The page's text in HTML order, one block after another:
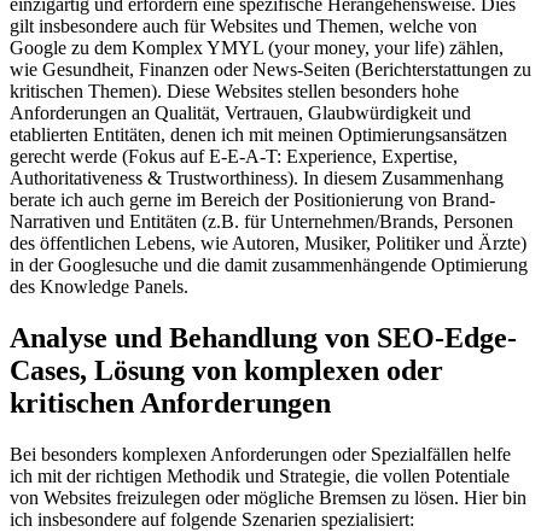
einzigartig und erfordern eine spezifische Herangehensweise. Dies
gilt insbesondere auch für Websites und Themen, welche von
Google zu dem Komplex YMYL (your money, your life) zählen,
wie Gesundheit, Finanzen oder News-Seiten (Berichterstattungen zu
kritischen Themen). Diese Websites stellen besonders hohe
Anforderungen an Qualität, Vertrauen, Glaubwürdigkeit und
etablierten Entitäten, denen ich mit meinen Optimierungsansätzen
gerecht werde (Fokus auf E-E-A-T: Experience, Expertise,
Authoritativeness & Trustworthiness). In diesem Zusammenhang
berate ich auch gerne im Bereich der Positionierung von Brand-
Narrativen und Entitäten (z.B. für Unternehmen/Brands, Personen
des öffentlichen Lebens, wie Autoren, Musiker, Politiker und Ärzte)
in der Googlesuche und die damit zusammenhängende Optimierung
des Knowledge Panels.
Analyse und Behandlung von SEO-Edge-
Cases, Lösung von komplexen oder
kritischen Anforderungen
Bei besonders komplexen Anforderungen oder Spezialfällen helfe
ich mit der richtigen Methodik und Strategie, die vollen Potentiale
von Websites freizulegen oder mögliche Bremsen zu lösen. Hier bin
ich insbesondere auf folgende Szenarien spezialisiert: